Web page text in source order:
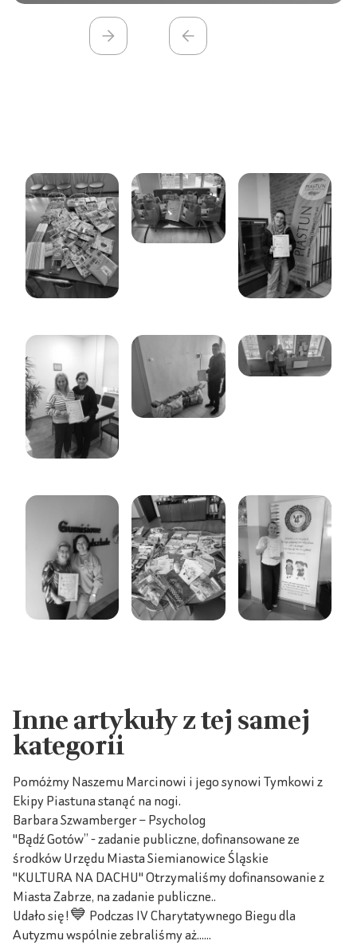
Inne artykuły z tej samej
kategorii
Pomóżmy Naszemu Marcinowi i jego synowi Tymkowi z
Ekipy Piastuna stanąć na nogi.
Barbara Szwamberger – Psycholog
"Bądź Gotów” - zadanie publiczne, dofinansowane ze
środków Urzędu Miasta Siemianowice Śląskie
"KULTURA NA DACHU" Otrzymaliśmy dofinansowanie z
Miasta Zabrze, na zadanie publiczne..
Udało się!💙 Podczas IV Charytatywnego Biegu dla
Autyzmu wspólnie zebraliśmy aż......